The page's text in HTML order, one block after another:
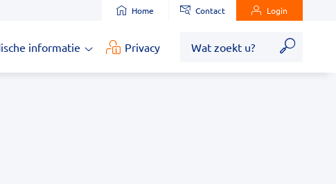
Home Contact Login
informatie
informatie
Privacy